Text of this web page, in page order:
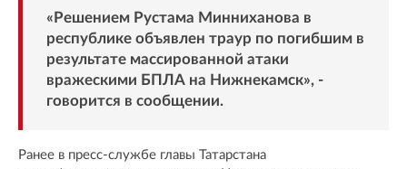
«Решением Рустама Минниханова в
республике объявлен траур по погибшим в
результате массированной атаки
вражескими БПЛА на Нижнекамск», -
говорится в сообщении.
Ранее в пресс-службе главы Татарстана